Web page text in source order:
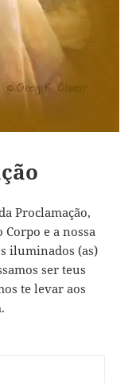
Proclamação,
Corpo e a nossa
iluminados (as)
ser teus
te levar aos